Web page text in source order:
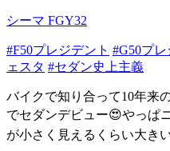
シーマ FGY32
#F50プレジデント #G50プレ
ェスタ #セダン史上主義
バイクで知り合って10年来
でセダンデビュー😍やっぱ
が小さく見えるくらい大き